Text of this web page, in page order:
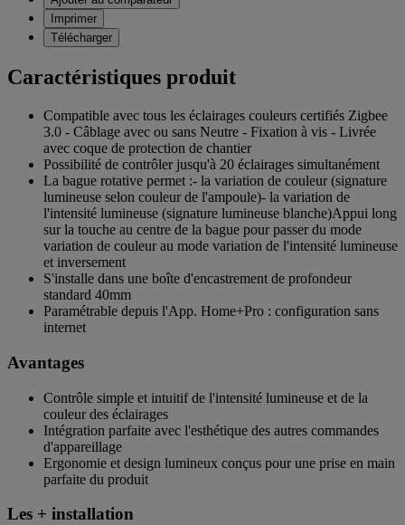
Imprimer
Télécharger
Caractéristiques produit
Compatible avec tous les éclairages couleurs certifiés Zigbee
3.0 - Câblage avec ou sans Neutre - Fixation à vis - Livrée
avec coque de protection de chantier
Possibilité de contrôler jusqu'à 20 éclairages simultanément
La bague rotative permet :- la variation de couleur (signature
lumineuse selon couleur de l'ampoule)- la variation de
l'intensité lumineuse (signature lumineuse blanche)Appui long
sur la touche au centre de la bague pour passer du mode
variation de couleur au mode variation de l'intensité lumineuse
et inversement
S'installe dans une boîte d'encastrement de profondeur
standard 40mm
Paramétrable depuis l'App. Home+Pro : configuration sans
internet
Avantages
Contrôle simple et intuitif de l'intensité lumineuse et de la
couleur des éclairages
Intégration parfaite avec l'esthétique des autres commandes
d'appareillage
Ergonomie et design lumineux conçus pour une prise en main
parfaite du produit
Les + installation